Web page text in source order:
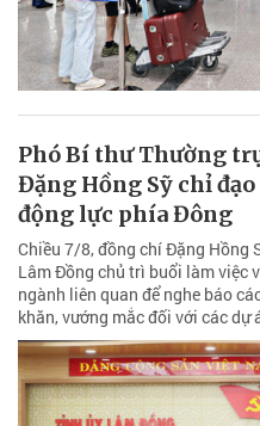
Phó Bí thư Thường
Đặng Hồng Sỹ chỉ
động lực phía Đông
Chiều 7/8, đồng chí Đặng Hồng
Lâm Đồng chủ trì buổi làm việc
ngành liên quan để nghe báo
khăn, vướng mắc đối với các